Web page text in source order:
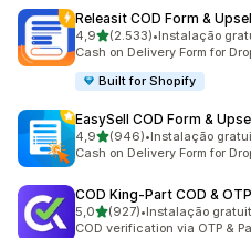
Releasit COD Form &
4,9de 5 estrelas
(2.533)
2533 total de avaliações
•Instalação
Cash on Delivery Form for
Built for Shopify
EasySell COD Form &
4,9de 5 estrelas
(946)
946 total de avaliações
•Instalação
Cash on Delivery Form for
COD King‑Part COD &
5,0de 5 estrelas
(927)
927 total de avaliações
•Instalação
COD verification via OTP &